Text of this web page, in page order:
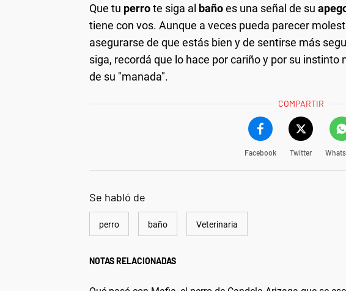
Que tu perrote siga al bañoes una señal de su
tiene con vos. Aunque a veces pueda parecer
asegurarse de que estás bien y de sentirse más
siga, recordá que lo hace por cariño y por su instinto
de su "manada".
COMPARTIR
Facebook Twitter
Se habló de
perro baño Veterinaria
NOTAS RELACIONADAS